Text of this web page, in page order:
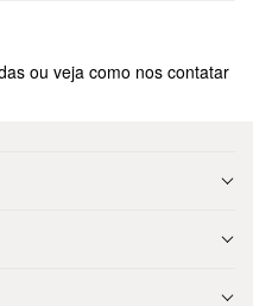
ou veja como nos contatar